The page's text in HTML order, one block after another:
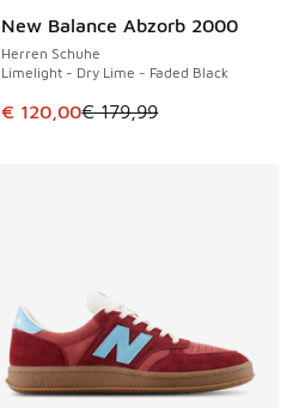
New Balance Abzorb 2000
Herren Schuhe
Limelight - Dry Lime - Faded Black
Dieser Artikel ist im Sale. Der
€ 120,00€ 179,99
SPARE 59 €